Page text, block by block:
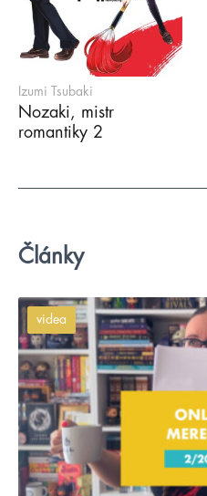
Izumi Tsubaki
Nozaki, mistr
romantiky 2
Články
videa